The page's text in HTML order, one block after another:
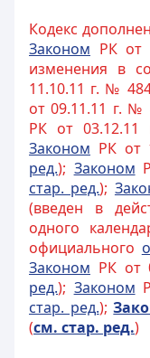
Кодекс
Законом РК от
изменения в
11.10.11 г. №
от 09.11.11 г. №
РК от
Законом РК от
ред.); Законом
стар. ред.);
(введен в
одного
официального
Законом РК от
ред.); Законом
стар. ред.);
(см. стар. ред.)